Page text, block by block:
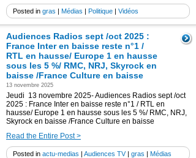
Posted in gras | Médias | Politique | Vidéos
Audiences Radios sept /oct 2025 :
France Inter en baisse reste n°1 /
RTL en hausse/ Europe 1 en hausse
sous les 5 %/ RMC, NRJ, Skyrock en
baisse /France Culture en baisse
13 novembre 2025
Jeudi 13 novembre 2025- Audiences Radios sept /oct
2025 : France Inter en baisse reste n°1 / RTL en
hausse/ Europe 1 en hausse sous les 5 %/ RMC, NRJ,
Skyrock en baisse /France Culture en baisse
Read the Entire Post >
Posted in actu-medias | Audiences TV| gras | Médias